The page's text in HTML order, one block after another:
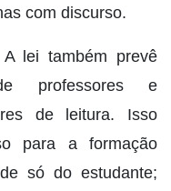
com discurso.
A lei também prevê
professores e
de leitura. Isso
para a formação
só do estudante;